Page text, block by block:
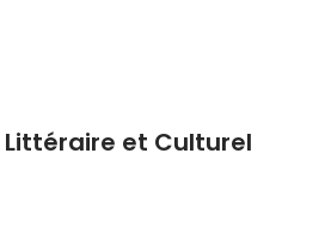
Littéraire et Culturel